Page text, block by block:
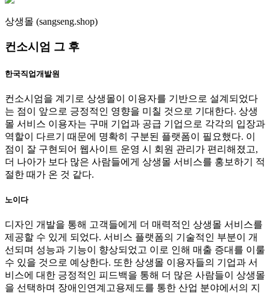
상생몰 (sangseng.shop)
컨소시엄 그 후
한국직업개발원
컨소시엄을 계기로 상생몰이 이용자를 기반으로 설계되었다
는 점이 앞으로 긍정적인 영향을 미칠 것으로 기대한다. 상생
몰 서비스 이용자는 구매 기업과 공급 기업으로 각각의 입장과
역할이 다르기 때문에 명확히 구분된 플랫폼이 필요했다. 이
점이 잘 구현되어 웹사이트 운영 시 회원 관리가 편리해졌고,
더 나아가 보다 많은 사람들에게 상생몰 서비스를 홍보하기 적
절한 때가 온 것 같다.
노이다
디자인 개발을 통해 고객들에게 더 매력적인 상생몰 서비스를
제공할 수 있게 되었다. 서비스 플랫폼의 기술적인 부분이 개
선되며 성능과 기능이 향상되었고 이로 인해 매출 증대를 이룰
수 있을 것으로 예상한다. 또한 상생몰 이용자들의 기업과 서
비스에 대한 긍정적인 피드백을 통해 더 많은 사람들이 상생몰
을 선택하며 장애인연계고용제도를 통한 산업 분야에서의 지